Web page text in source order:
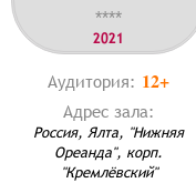
****
2021
Аудитория: 12+
Адрес зала:
Россия, Ялта, "Нижняя
Ореанда", корп.
"Кремлёвский"